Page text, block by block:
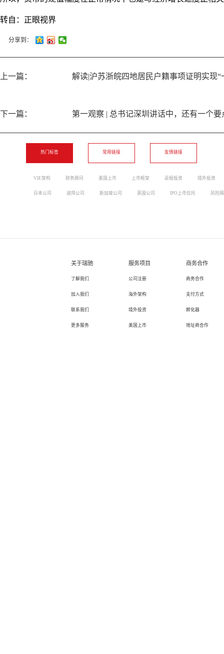
转自：正眼视界
分享到：
上一篇： 解读|沪苏浙皖四地居民户籍事项证明实现
下一篇： 第一观察 | 总书记深圳讲话中，还有一个
热门标签
VIE架构 财务顾问 美国上市 上市框架 返程投资 境外投资
日本公司 迪拜公司 新加坡公司 英国公司 IPO上市信托 风险
常用链接 友情链接
关于瑞驰
了解我们
加入我们
联系我们
更多服务
服务项目
公司注册
海外架构
境外投资
美国上市
商务合作
商务合作
支付方式
孵化器
地址商合作